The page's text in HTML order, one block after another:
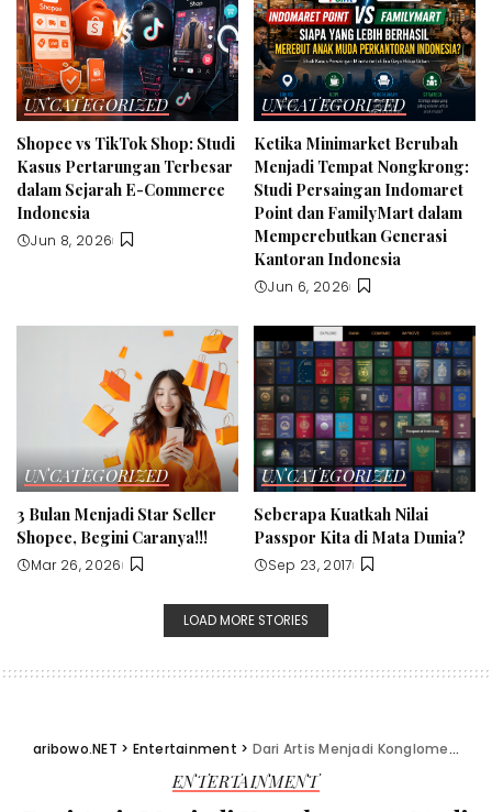
UNCATEGORIZED
Shopee vs TikTok Shop: Studi
Kasus Pertarungan Terbesar
dalam Sejarah E-Commerce
Indonesia
Jun 8, 2026
UNCATEGORIZED
Ketika Minimarket Berubah
Menjadi Tempat Nongkrong:
Studi Persaingan Indomaret
Point dan FamilyMart dalam
Memperebutkan Generasi
Kantoran Indonesia
Jun 6, 2026
UNCATEGORIZED
3 Bulan Menjadi Star Seller
Shopee, Begini Caranya!!!
Mar 26, 2026
UNCATEGORIZED
Seberapa Kuatkah Nilai
Passpor Kita di Mata Dunia?
Sep 23, 2017
LOAD MORE STORIES
aribowo.NET > Entertainment > Dari Artis Menjadi Konglomerat: Studi Kasus Gurita Bisnis Raffi Ahmad dan Kontroversi yang Mengikutinya
ENTERTAINMENT